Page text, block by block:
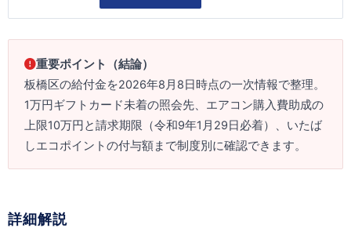
重要ポイント（結論）
板橋区の給付金を2026年8月8日時点の一次情報で整理。
1万円ギフトカード未着の照会先、エアコン購入費助成の
上限10万円と請求期限（令和9年1月29日必着）、いたば
しエコポイントの付与額まで制度別に確認できます。
詳細解説